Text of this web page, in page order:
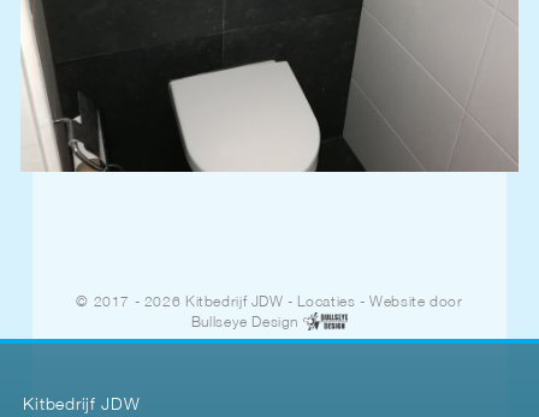
© 2017 - 2026 Kitbedrijf JDW- Locaties - Website door
Bullseye Design
Kitbedrijf JDW